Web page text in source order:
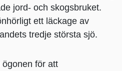
jord- och skogsbruket.
ett läckage av
tredje största sjö.
för att